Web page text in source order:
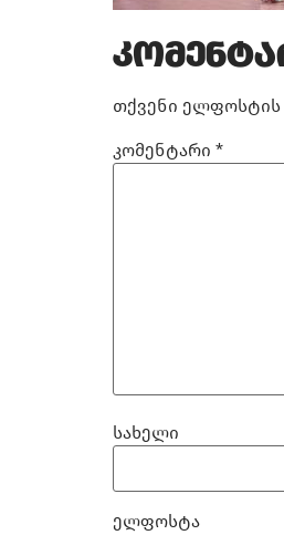
თქვენი ელფოსტის
კომენტარი *
სახელი
ელფოსტა